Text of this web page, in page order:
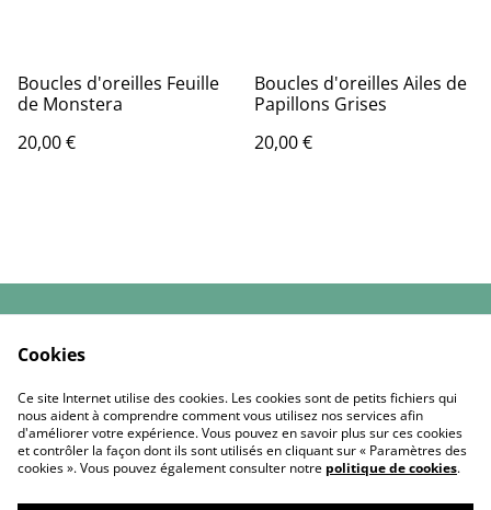
Boucles d'oreilles Feuille
de Monstera
20,00 €
Boucles d'oreilles Ailes de
Papillons Grises
20,00 €
Politique de
confidentialité
Politique de cookies
Cookies
Ce site Internet utilise des cookies. Les cookies sont de petits fichiers qui
nous aident à comprendre comment vous utilisez nos services afin
d'améliorer votre expérience. Vous pouvez en savoir plus sur ces cookies
et contrôler la façon dont ils sont utilisés en cliquant sur « Paramètres des
cookies ». Vous pouvez également consulter notre politique de cookies.